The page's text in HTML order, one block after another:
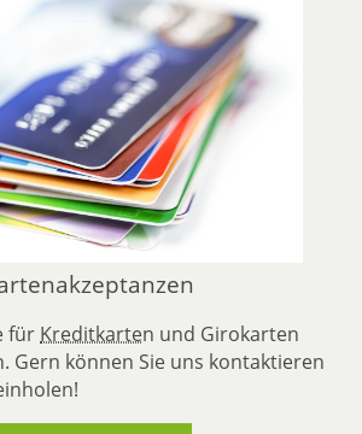
für Kreditkarten und Girokarten
Gern können Sie uns kontaktieren